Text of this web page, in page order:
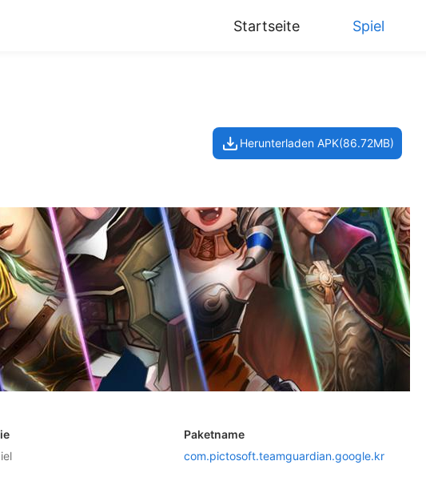
Startseite Spiel
Herunterladen APK(86.72MB)
Paketname
com.pictosoft.teamguardian.google.kr